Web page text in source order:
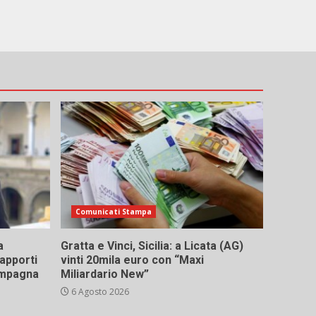
Comunicati Stampa
Gratta e Vinci, Sicilia: a Licata (AG)
vinti 20mila euro con “Maxi
Miliardario New”
6 Agosto 2026